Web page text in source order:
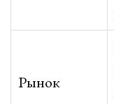
Рынок